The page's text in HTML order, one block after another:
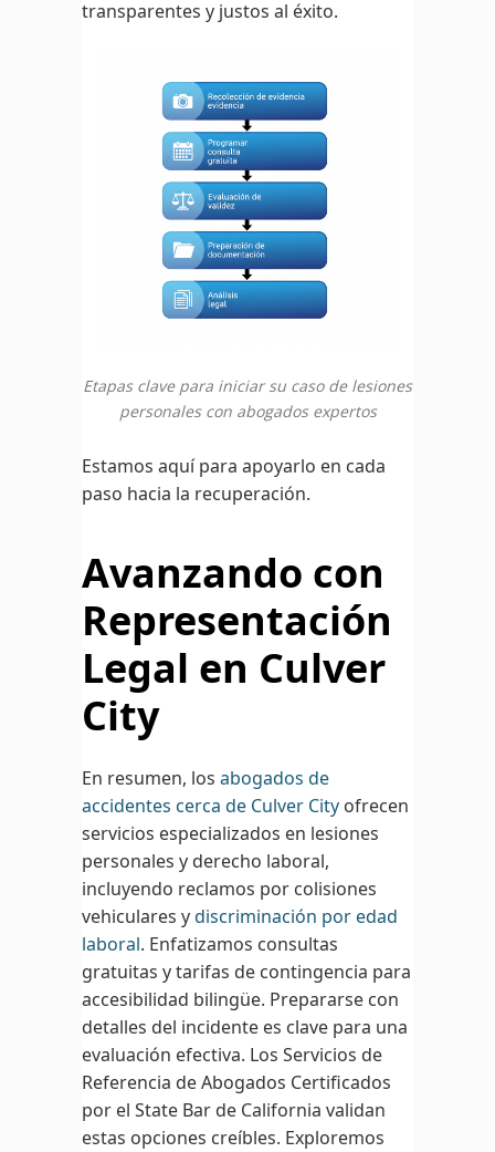
transparentes y justos al éxito.
Etapas clave para iniciar su caso de lesiones
personales con abogados expertos
Estamos aquí para apoyarlo en cada
paso hacia la recuperación.
Avanzando con
Representación
Legal en Culver
City
En resumen, los abogados de
accidentes cerca de Culver City ofrecen
servicios especializados en lesiones
personales y derecho laboral,
incluyendo reclamos por colisiones
vehiculares ydiscriminación por edad
laboral. Enfatizamos consultas
gratuitas y tarifas de contingencia para
accesibilidad bilingüe. Prepararse con
detalles del incidente es clave para una
evaluación efectiva. Los Servicios de
Referencia de Abogados Certificados
por el State Bar de California validan
estas opciones creíbles. Exploremos